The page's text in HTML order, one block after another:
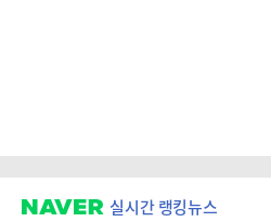
실시간 랭킹뉴스